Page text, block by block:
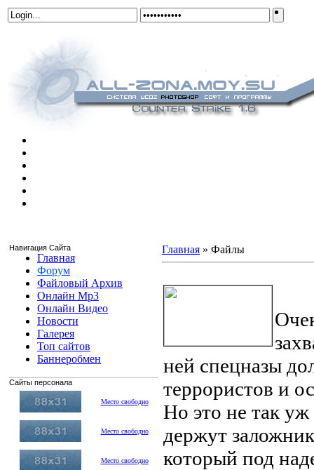
Навигация Сайта
Главная
Форум
Файловый Архив
Онлайн Mp3
Онлайн Видео
Новости
Галерея
Топ сайтов
Баннеробмен
Сайты персонала
Место свободно
Место свободно
Место свободно
Главная » Файлы
ней спецназы
террористов и
Но это не так
держут
который под